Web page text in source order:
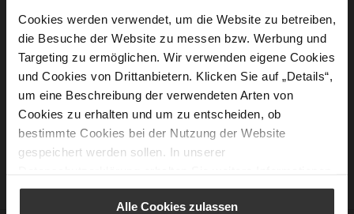
Cookies werden verwendet, um die Website zu betreiben,
die Besuche der Website zu messen bzw. Werbung und
Targeting zu ermöglichen. Wir verwenden eigene Cookies
und Cookies von Drittanbietern. Klicken Sie auf „Details“,
um eine Beschreibung der verwendeten Arten von
Cookies zu erhalten und um zu entscheiden, ob
bestimmte Cookies bei der Nutzung der Website
gespeichert werden sollen. In unserer
Alle Cookies zulassen
New Customers
Creating an account has many benefits: check out faster, keep
more than one address, track orders and more.
Create an Account